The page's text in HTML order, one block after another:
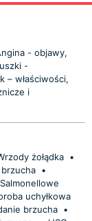
- objawy,
-
– właściwości,
i
żołądka •
•
Salmonellowe
uchyłkowa
brzucha •